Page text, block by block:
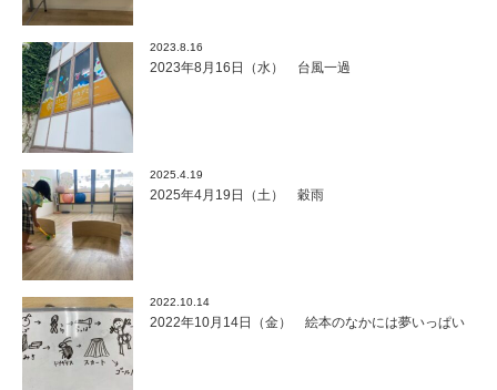
2023.8.16
2023年8月16日（水） 台風一過
2025.4.19
2025年4月19日（土） 穀雨
2022.10.14
2022年10月14日（金） 絵本のなかには夢いっぱい